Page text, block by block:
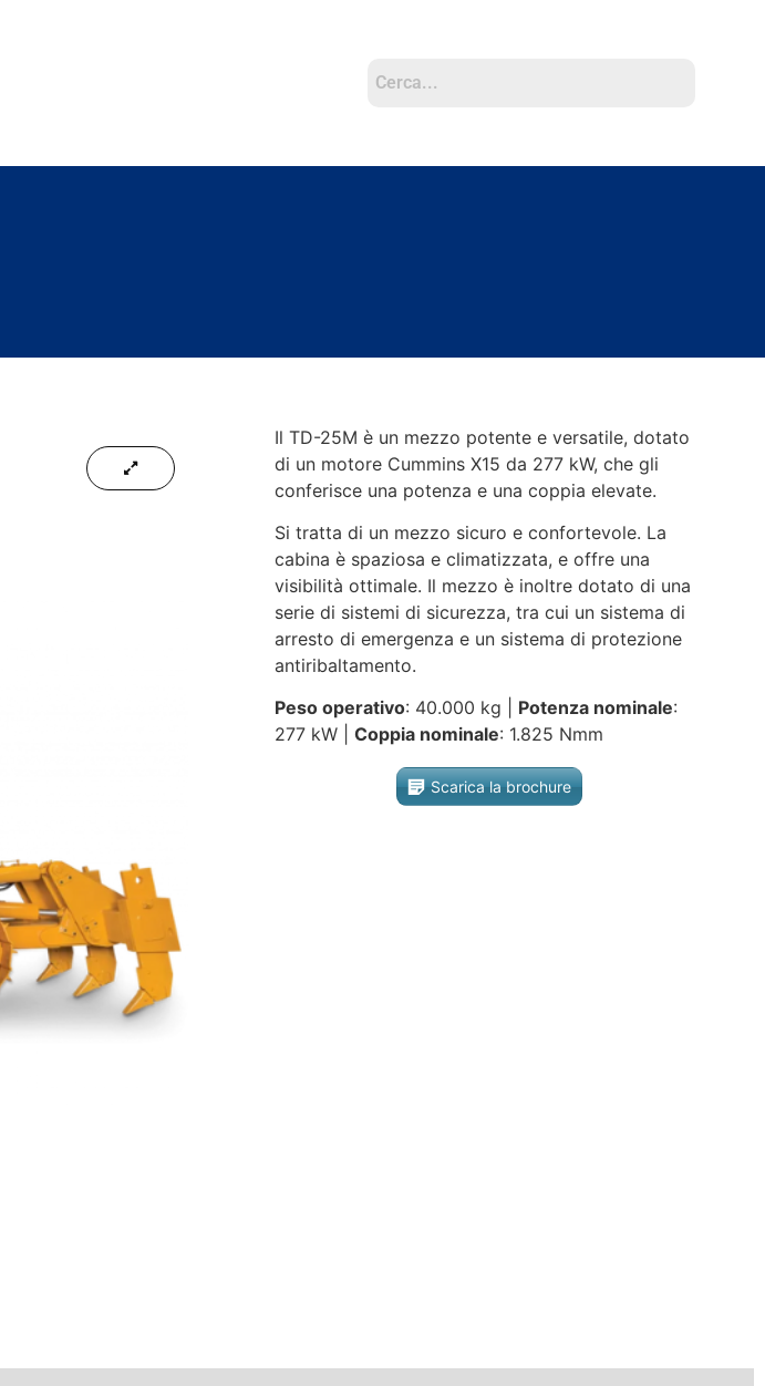
Il TD-25M è un mezzo potente e versatile, dotato
di un motore Cummins X15 da 277 kW, che gli
conferisce una potenza e una coppia elevate.
Si tratta di un mezzo sicuro e confortevole. La
cabina è spaziosa e climatizzata, e offre una
visibilità ottimale. Il mezzo è inoltre dotato di una
serie di sistemi di sicurezza, tra cui un sistema di
arresto di emergenza e un sistema di protezione
antiribaltamento.
Peso operativo: 40.000 kg | Potenza nominale:
277 kW | Coppia nominale: 1.825 Nmm
Scarica la brochure